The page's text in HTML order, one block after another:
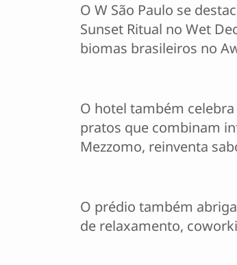
O W São Paulo se
Sunset Ritual no Wet
biomas brasileiros no
O hotel também
pratos que combinam
Mezzomo, reinventa
O prédio também
de relaxamento,